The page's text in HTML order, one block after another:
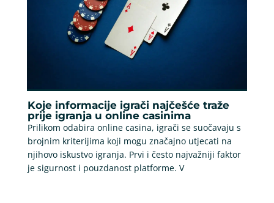
Koje informacije igrači najčešće traže
prije igranja u online casinima
Prilikom odabira online casina, igrači se suočavaju s
brojnim kriterijima koji mogu značajno utjecati na
njihovo iskustvo igranja. Prvi i često najvažniji faktor
je sigurnost i pouzdanost platforme. V